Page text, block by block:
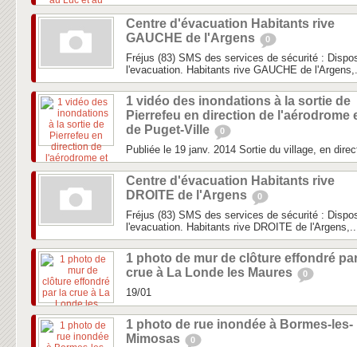
Centre d'évacuation Habitants rive
GAUCHE de l'Argens
0
Fréjus (83) SMS des services de sécurité :
l'evacuation. Habitants rive GAUCHE de
1 vidéo des inondations à la sortie de
Pierrefeu en direction de l'aérodrome
de Puget-Ville
0
Publiée le 19 janv. 2014 Sortie du village, en
Centre d'évacuation Habitants rive
DROITE de l'Argens
0
Fréjus (83) SMS des services de sécurité :
l'evacuation. Habitants rive DROITE de
1 photo de mur de clôture effondré
crue à La Londe les Maures
0
19/01
1 photo de rue inondée à Bormes-les-
Mimosas
0